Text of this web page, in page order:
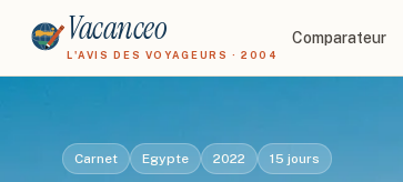
Vacanceo
L'AVIS DES VOYAGEURS · 2004
Comparateur
Carnet Egypte 2022 15 jours